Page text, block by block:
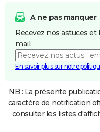
A ne pas manquer
Recevez nos astuces
mail.
En savoir plus sur notre
NB : La présente
caractère de notification
consulter les listes